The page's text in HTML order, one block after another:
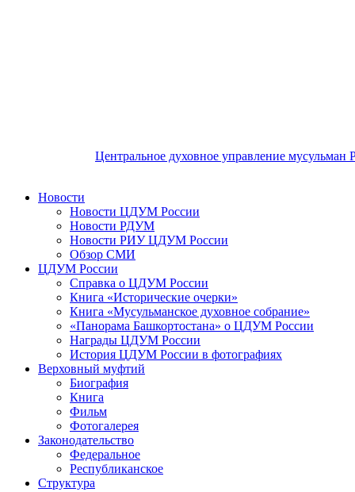
Центральное духовное управление мусульман
Новости
Новости ЦДУМ России
Новости РДУМ
Новости РИУ ЦДУМ России
Обзор СМИ
ЦДУМ России
Справка о ЦДУМ России
Книга «Исторические очерки»
Книга «Мусульманское духовное собрание»
«Панорама Башкортостана» о ЦДУМ России
Награды ЦДУМ России
История ЦДУМ России в фотографиях
Верховный муфтий
Биография
Книга
Фильм
Фотогалерея
Законодательство
Федеральное
Республиканское
Структура